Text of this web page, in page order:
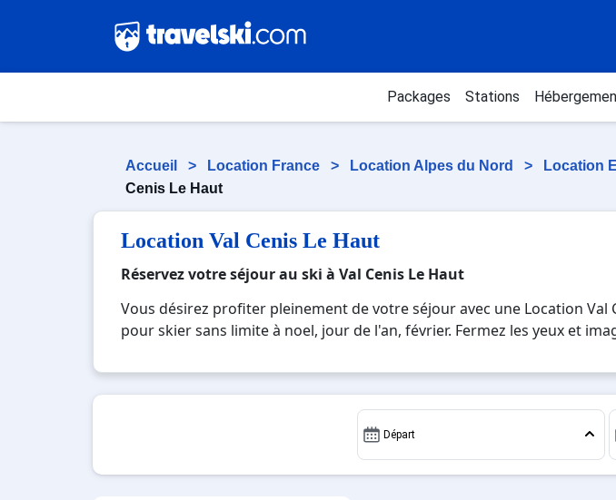
Packages Stations
Accueil > Location France > Location Alpes du Nord > Location
Cenis Le Haut
Location Val Cenis Le Haut
Réservez votre séjour au ski à Val Cenis Le Haut
Vous désirez profiter pleinement de votre séjour avec une Location Val
pour skier sans limite à noel, jour de l'an, février. Fermez les yeux et
réputée et moderne où vous pourrez mêler les plaisirs de la glisse
paysages montagnards. Pour un week-end ou pour 7 jours en
pour créer des souvenirs uniques de vos vacances au ski.
Départ